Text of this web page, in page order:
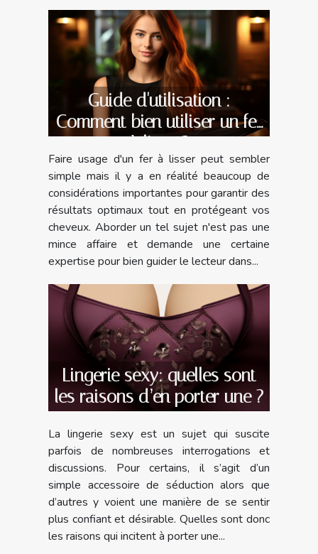
Guide d'utilisation :
Comment bien utiliser un fer
à lisser?
Faire usage d'un fer à lisser peut sembler
simple mais il y a en réalité beaucoup de
considérations importantes pour garantir des
résultats optimaux tout en protégeant vos
cheveux. Aborder un tel sujet n'est pas une
mince affaire et demande une certaine
expertise pour bien guider le lecteur dans...
Lingerie sexy: quelles sont
les raisons d’en porter une ?
La lingerie sexy est un sujet qui suscite
parfois de nombreuses interrogations et
discussions. Pour certains, il s’agit d’un
simple accessoire de séduction alors que
d’autres y voient une manière de se sentir
plus confiant et désirable. Quelles sont donc
les raisons qui incitent à porter une...